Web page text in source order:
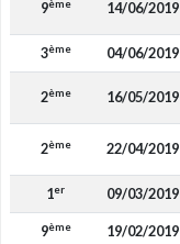
9ème 14/06/2019
3ème 04/06/2019
2ème 16/05/2019
2ème 22/04/2019
1er 09/03/2019
9ème 19/02/2019